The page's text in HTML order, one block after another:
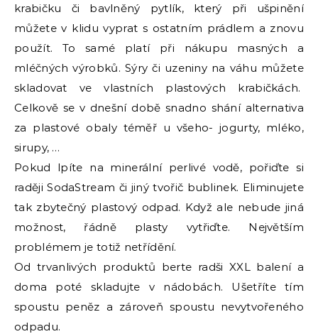
krabičku či bavlněný pytlík, který při ušpinění
můžete v klidu vyprat s ostatním prádlem a znovu
použít. To samé platí při nákupu masných a
mléčných výrobků. Sýry či uzeniny na váhu můžete
skladovat ve vlastních plastových krabičkách.
Celkově se v dnešní době snadno shání alternativa
za plastové obaly téměř u všeho- jogurty, mléko,
sirupy, …
Pokud lpíte na minerální perlivé vodě, pořiďte si
raději SodaStream či jiný tvořič bublinek. Eliminujete
tak zbytečný plastový odpad. Když ale nebude jiná
možnost, řádně plasty vytřiďte. Největším
problémem je totiž netřídění.
Od trvanlivých produktů berte radši XXL balení a
doma poté skladujte v nádobách. Ušetříte tím
spoustu peněz a zároveň spoustu nevytvořeného
odpadu.